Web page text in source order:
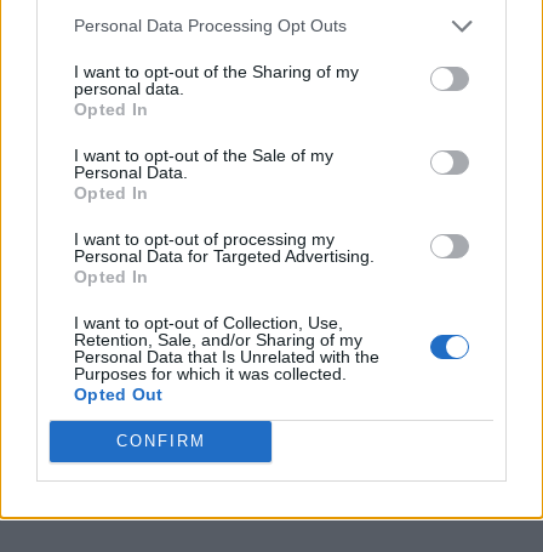
Personal Data Processing Opt Outs
I want to opt-out of the Sharing of my
personal data.
Opted In
I want to opt-out of the Sale of my
Personal Data.
Opted In
I want to opt-out of processing my
Personal Data for Targeted Advertising.
Opted In
I want to opt-out of Collection, Use,
Retention, Sale, and/or Sharing of my
Personal Data that Is Unrelated with the
Purposes for which it was collected.
Opted Out
CONFIRM
ha mostrato subito grande entusiasmo e si è messa a
disposizione della squadra, dicendoci che per lei è una grande
occasione giocare con l’Orizzonte e che vuole sfruttarla nel
migliore dei modi. Parliamo di un’atleta che milita in una delle
nazionali in questo momento tra le più forti del mondo e
sicuramente rappresenta un grandissimo innesto per
l’Orizzonte. Sono convinta che questa novità potrà rivelarsi
un progetto, ma che poi si trasformerà in un’occasione
importante. Quindi mi ritengo fortunata perchè siamo riusciti a